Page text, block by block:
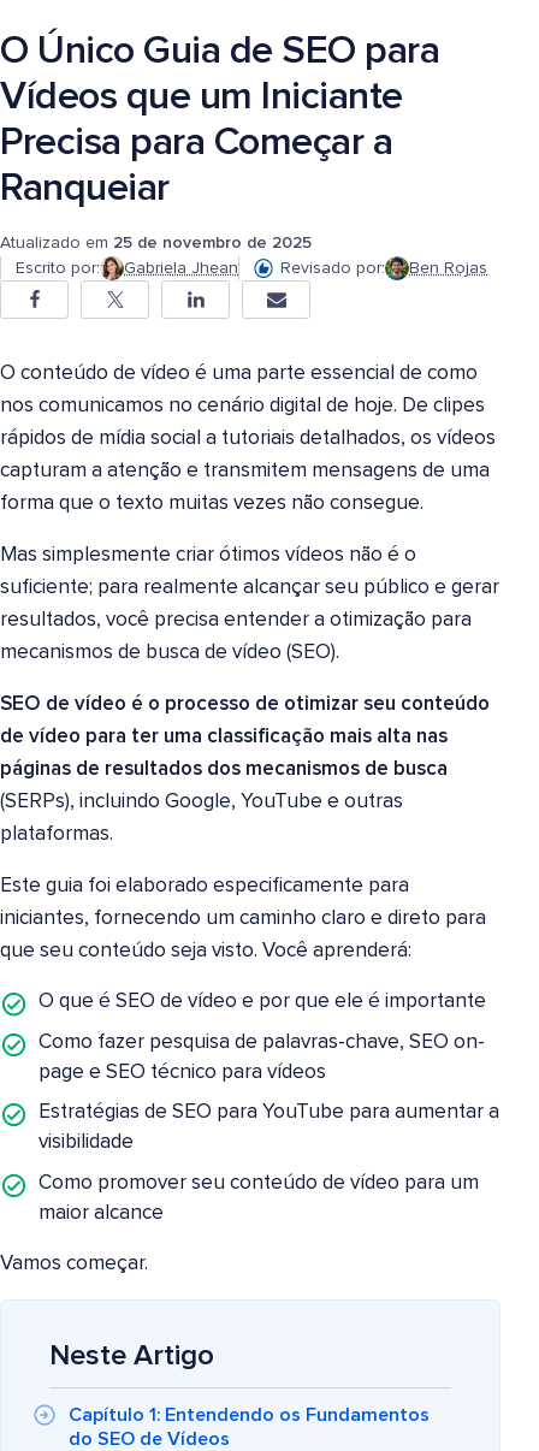
O Único Guia de SEO para
Vídeos que um Iniciante
Precisa para Começar a
Ranqueiar
Atualizado em 25 de novembro de 2025
Escrito por:
Gabriela Jhean Revisado por: Ben Rojas
O conteúdo de vídeo é uma parte essencial de como
nos comunicamos no cenário digital de hoje. De clipes
rápidos de mídia social a tutoriais detalhados, os vídeos
capturam a atenção e transmitem mensagens de uma
forma que o texto muitas vezes não consegue.
Mas simplesmente criar ótimos vídeos não é o
suficiente; para realmente alcançar seu público e gerar
resultados, você precisa entender a otimização para
mecanismos de busca de vídeo (SEO).
SEO de vídeo é o processo de otimizar seu conteúdo
de vídeo para ter uma classificação mais alta nas
páginas de resultados dos mecanismos de busca
(SERPs), incluindo Google, YouTube e outras
plataformas.
Este guia foi elaborado especificamente para
iniciantes, fornecendo um caminho claro e direto para
que seu conteúdo seja visto. Você aprenderá:
O que é SEO de vídeo e por que ele é importante
Como fazer pesquisa de palavras-chave, SEO on-
page e SEO técnico para vídeos
Estratégias de SEO para YouTube para aumentar a
visibilidade
Como promover seu conteúdo de vídeo para um
maior alcance
Vamos começar.
Neste Artigo
Capítulo 1: Entendendo os Fundamentos
do SEO de Vídeos